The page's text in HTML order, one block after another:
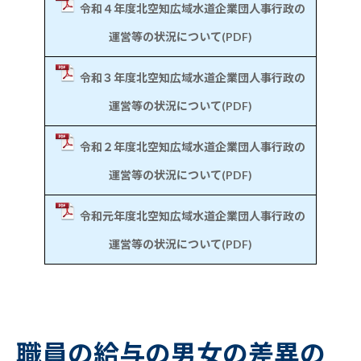
令和４年度北空知広域水道企業団人事行政の
運営等の状況について(PDF)
令和３年度北空知広域水道企業団人事行政の
運営等の状況について(PDF)
令和２年度北空知広域水道企業団人事行政の
運営等の状況について(PDF)
令和元年度北空知広域水道企業団人事行政の
運営等の状況について(PDF)
職員の給与の男女の差異の